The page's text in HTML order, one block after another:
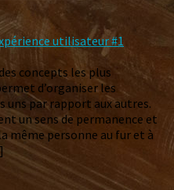
utilisateur #1
concepts les plus
d’organiser les
uns par rapport aux autres.
un sens de permanence et
même personne au fur et à